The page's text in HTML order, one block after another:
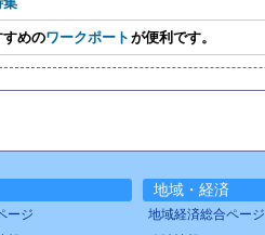
すめのワークポート が便利です。
ージ
地域・経済
地域経済総合ページ